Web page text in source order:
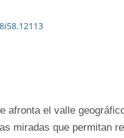
afronta el valle
miradas que permitan